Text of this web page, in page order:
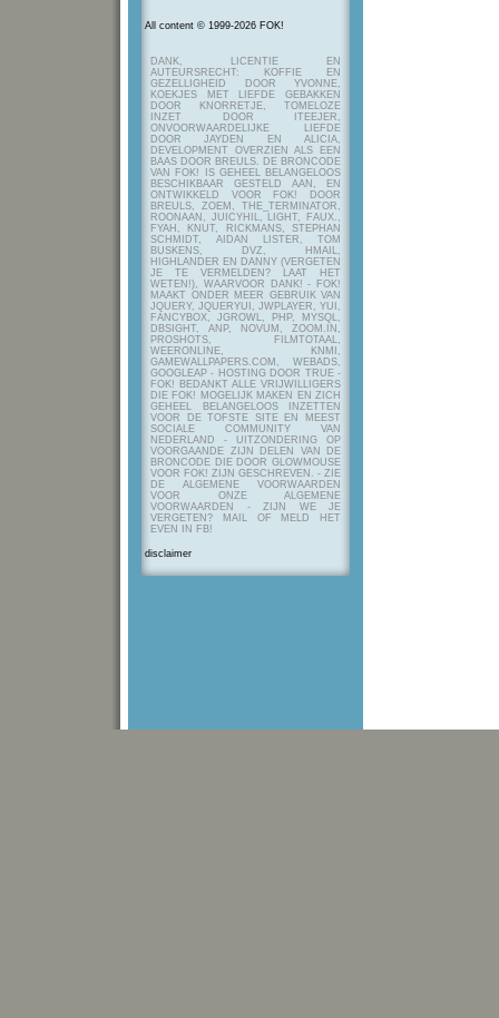
All content © 1999-2026 FOK!
DANK, LICENTIE EN
AUTEURSRECHT: KOFFIE EN
GEZELLIGHEID DOOR YVONNE,
KOEKJES MET LIEFDE GEBAKKEN
DOOR KNORRETJE, TOMELOZE
INZET DOOR ITEEJER,
ONVOORWAARDELIJKE LIEFDE
DOOR JAYDEN EN ALICIA,
DEVELOPMENT OVERZIEN ALS EEN
BAAS DOOR BREULS. DE BRONCODE
VAN FOK! IS GEHEEL BELANGELOOS
BESCHIKBAAR GESTELD AAN, EN
ONTWIKKELD VOOR FOK! DOOR
BREULS, ZOEM, THE_TERMINATOR,
ROONAAN, JUICYHIL, LIGHT, FAUX.,
FYAH, KNUT, RICKMANS, STEPHAN
SCHMIDT, AIDAN LISTER, TOM
BUSKENS, DVZ, HMAIL,
HIGHLANDER EN DANNY (VERGETEN
JE TE VERMELDEN? LAAT HET
WETEN!), WAARVOOR DANK! - FOK!
MAAKT ONDER MEER GEBRUIK VAN
JQUERY, JQUERYUI, JWPLAYER, YUI,
FANCYBOX, JGROWL, PHP, MYSQL,
DBSIGHT, ANP, NOVUM, ZOOM.IN,
PROSHOTS, FILMTOTAAL,
WEERONLINE, KNMI,
GAMEWALLPAPERS.COM, WEBADS,
GOOGLEAP - HOSTING DOOR TRUE -
FOK! BEDANKT ALLE VRIJWILLIGERS
DIE FOK! MOGELIJK MAKEN EN ZICH
GEHEEL BELANGELOOS INZETTEN
VOOR DE TOFSTE SITE EN MEEST
SOCIALE COMMUNITY VAN
NEDERLAND - UITZONDERING OP
VOORGAANDE ZIJN DELEN VAN DE
BRONCODE DIE DOOR GLOWMOUSE
VOOR FOK! ZIJN GESCHREVEN. - ZIE
DE ALGEMENE VOORWAARDEN
VOOR ONZE ALGEMENE
VOORWAARDEN - ZIJN WE JE
VERGETEN? MAIL OF MELD HET
EVEN IN FB!
disclaimer